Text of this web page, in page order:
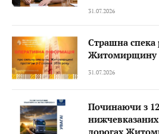
31.07.2026
Страшна спека
Житомирщину
31.07.2026
Починаючи з
дорогах